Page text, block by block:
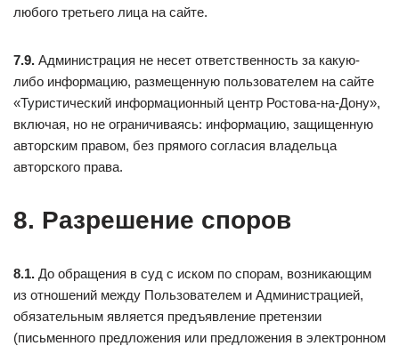
любого третьего лица на сайте.
7.9. Администрация не несет ответственность за какую-
либо информацию, размещенную пользователем на сайте
«Туристический информационный центр Ростова-на-Дону»,
включая, но не ограничиваясь: информацию, защищенную
авторским правом, без прямого согласия владельца
авторского права.
8. Разрешение споров
8.1. До обращения в суд с иском по спорам, возникающим
из отношений между Пользователем и Администрацией,
обязательным является предъявление претензии
(письменного предложения или предложения в электронном